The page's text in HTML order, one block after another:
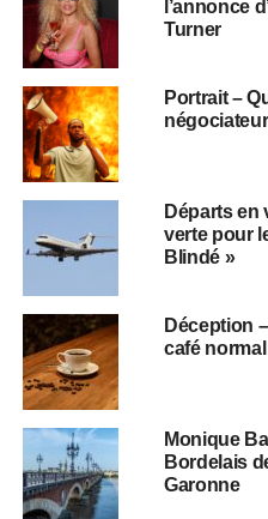
l’annonce
Turner
Portrait –
Départs en
verte pour
Blindé »
Déception
café normal
Monique
Bordelais
Garonne